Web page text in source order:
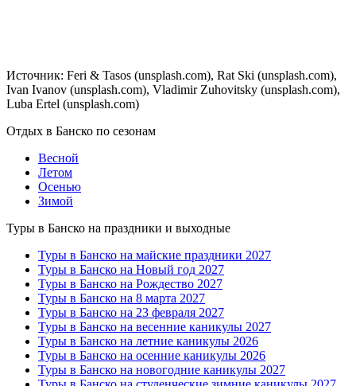
Источник: Feri & Tasos (unsplash.com), Rat Ski (unsplash.com),
Ivan Ivanov (unsplash.com), Vladimir Zuhovitsky (unsplash.com),
Luba Ertel (unsplash.com)
Отдых в Банско по сезонам
Весной
Летом
Осенью
Зимой
Туры в Банско на праздники и выходные
Туры в Банско на майские праздники 2027
Туры в Банско на Новый год 2027
Туры в Банско на Рождество 2027
Туры в Банско на 8 марта 2027
Туры в Банско на 23 февраля 2027
Туры в Банско на весенние каникулы 2027
Туры в Банско на летние каникулы 2026
Туры в Банско на осенние каникулы 2026
Туры в Банско на новогодние каникулы 2027